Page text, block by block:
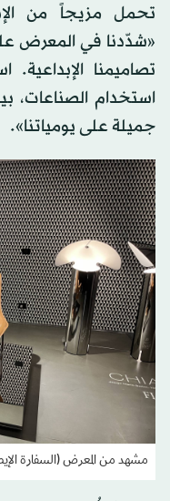
تحمل مزيجاً من
«شدّدنا في المعرض
تصاميمنا
استخدام الصناعات،
جميلة على يومياتنا».
مشهد من المعرض (السفارة